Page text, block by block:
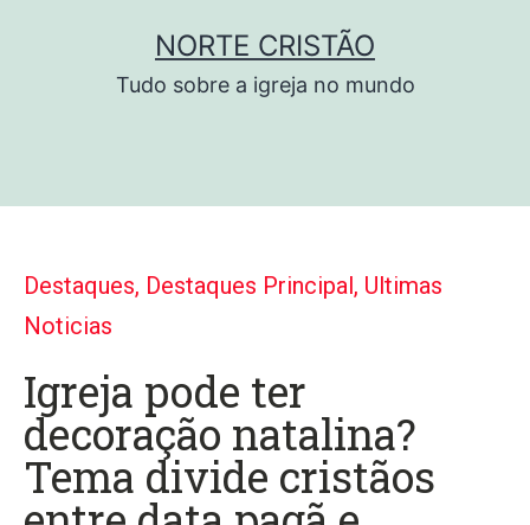
NORTE CRISTÃO
Tudo sobre a igreja no mundo
Destaques, Destaques Principal, Ultimas
Noticias
Igreja pode ter
decoração natalina?
Tema divide cristãos